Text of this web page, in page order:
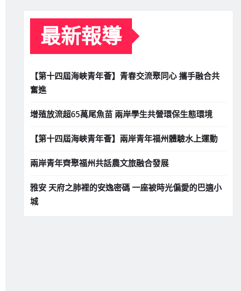
最新報導
【第十四屆海峽青年薈】青春交流聚同心 攜手融合共
奮進
增殖放流超65萬尾魚苗 兩岸學生共營環保生態環境
【第十四屆海峽青年薈】兩岸青年福州體驗水上運動
兩岸青年齊聚福州共話農文旅融合發展
雅安 天府之肺裡的安逸密碼 一座被時光偏愛的巴適小
城